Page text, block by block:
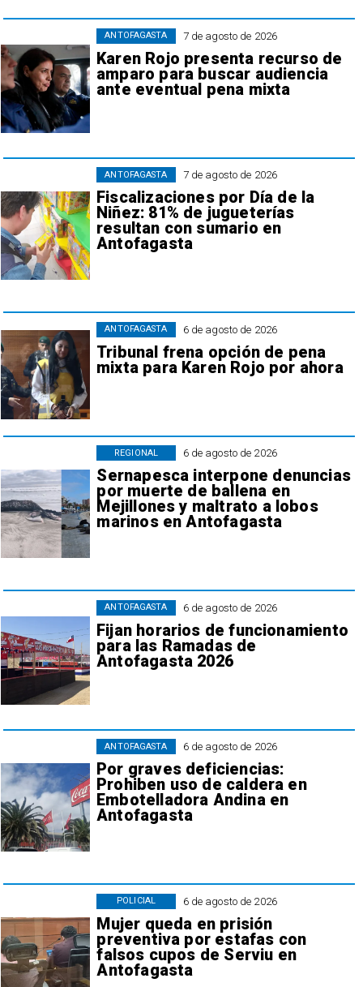
7 de agosto de 2026
Karen Rojo presenta recurso de
amparo para buscar audiencia
ante eventual pena mixta
ANTOFAGASTA
7 de agosto de 2026
Fiscalizaciones por Día de la
Niñez: 81% de jugueterías
resultan con sumario en
Antofagasta
ANTOFAGASTA
6 de agosto de 2026
Tribunal frena opción de pena
mixta para Karen Rojo por ahora
ANTOFAGASTA
6 de agosto de 2026
Sernapesca interpone denuncias
por muerte de ballena en
Mejillones y maltrato a lobos
marinos en Antofagasta
REGIONAL
6 de agosto de 2026
Fijan horarios de funcionamiento
para las Ramadas de
Antofagasta 2026
ANTOFAGASTA
6 de agosto de 2026
Por graves deficiencias:
Prohiben uso de caldera en
Embotelladora Andina en
Antofagasta
ANTOFAGASTA
6 de agosto de 2026
Mujer queda en prisión
preventiva por estafas con
falsos cupos de Serviu en
Antofagasta
POLICIAL